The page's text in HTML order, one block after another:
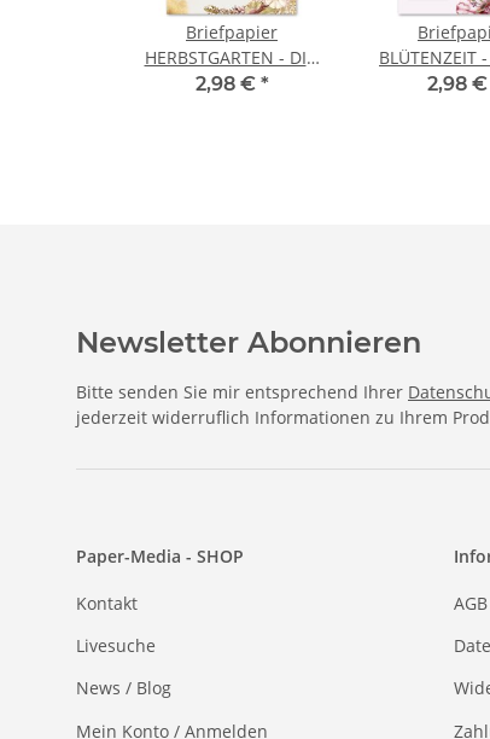
Briefpapier
HERBSTGARTEN - DIN
A4 Format 20 Blatt
2,98 € *
BLÜTENZEIT
Format 20
2,98 €
Newsletter Abonnieren
Bitte senden Sie mir entsprechend Ihrer
jederzeit widerruflich Informationen zu Ihrem
Paper-Media - SHOP
Kontakt
Livesuche
News / Blog
Mein Konto / Anmelden
AGB